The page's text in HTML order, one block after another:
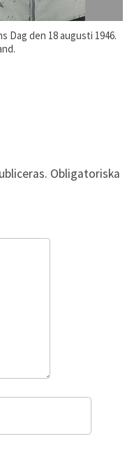
den 18 augusti 1946.
Obligatoriska